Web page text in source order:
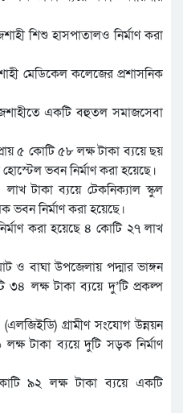
শিশু হাসপাতালও নির্মাণ করা
মেডিকেল কলেজের প্রশাসনিক
একটি বহুতল সমাজসেবা
৫ কোটি ৫৮ লক্ষ টাকা ব্যয়ে ছয়
ভবন নির্মাণ করা হয়েছে।
টাকা ব্যয়ে টেকনিক্যাল স্কুল
ভবন নির্মাণ করা হয়েছে।
করা হয়েছে ৪ কোটি ২৭ লাখ
ও বাঘা উপজেলায় পদ্মার ভাঙ্গন
লক্ষ টাকা ব্যয়ে দু’টি প্রকল্প
গ্রামীণ সংযোগ উন্নয়ন
টাকা ব্যয়ে দুটি সড়ক নির্মাণ
৯২ লক্ষ টাকা ব্যয়ে একটি